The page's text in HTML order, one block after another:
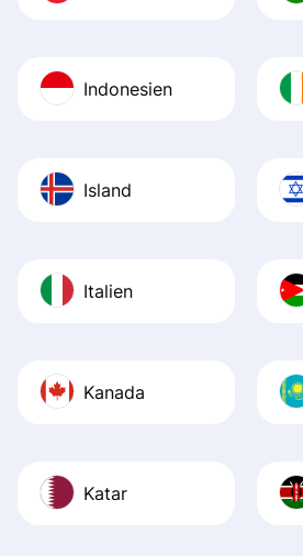
Indonesien
Island
Italien
Kanada
Katar